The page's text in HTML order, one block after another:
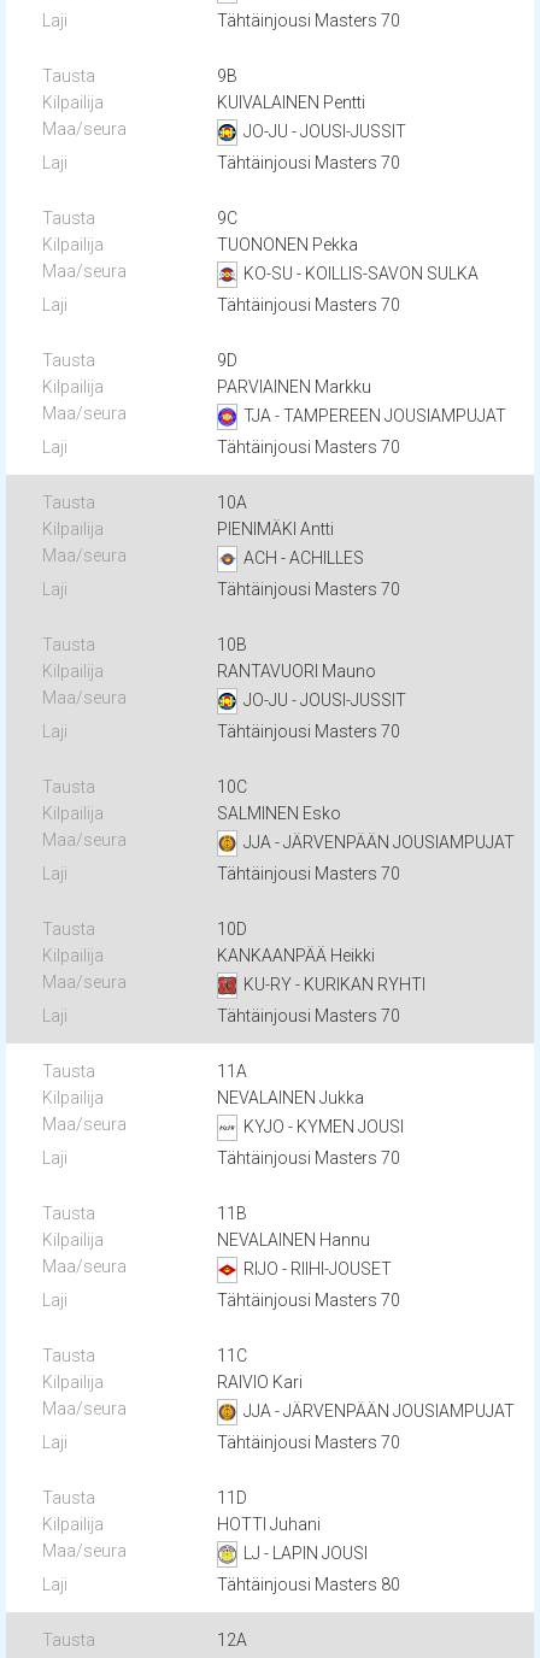
Tähtäinjousi Masters 70
9B
KUIVALAINEN Pentti
JO-JU - JOUSI-JUSSIT
Tähtäinjousi Masters 70
9C
TUONONEN Pekka
KO-SU - KOILLIS-SAVON SULKA
Tähtäinjousi Masters 70
9D
PARVIAINEN Markku
TJA - TAMPEREEN JOUSIAMPUJAT
Tähtäinjousi Masters 70
10A
PIENIMÄKI Antti
ACH - ACHILLES
Tähtäinjousi Masters 70
10B
RANTAVUORI Mauno
JO-JU - JOUSI-JUSSIT
Tähtäinjousi Masters 70
10C
SALMINEN Esko
JJA - JÄRVENPÄÄN JOUSIAMPUJAT
Tähtäinjousi Masters 70
10D
KANKAANPÄÄ Heikki
KU-RY - KURIKAN RYHTI
Tähtäinjousi Masters 70
11A
NEVALAINEN Jukka
KYJO - KYMEN JOUSI
Tähtäinjousi Masters 70
11B
NEVALAINEN Hannu
RIJO - RIIHI-JOUSET
Tähtäinjousi Masters 70
11C
RAIVIO Kari
JJA - JÄRVENPÄÄN JOUSIAMPUJAT
Tähtäinjousi Masters 70
11D
HOTTI Juhani
LJ - LAPIN JOUSI
Tähtäinjousi Masters 80
12A